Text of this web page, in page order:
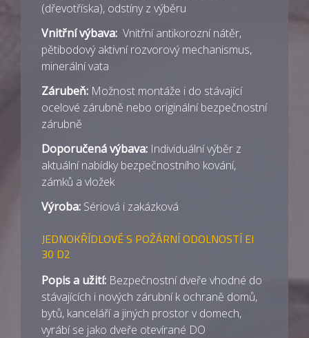
(dřevotříska), odstíny z výběru
Vnitřní výbava: Vnitřní antikorozní nátěr,
pětibodový aktivní rozvorový mechanismus,
minerální vata
Zárubeň: Možnost montáže i do stávající
ocelové zárubně nebo originální bezpečnostní
zárubně
Doporučená výbava: Individuální výběr z
aktuální nabídky bezpečnostního kování,
zámků a vložek
Výroba: Sériová i zakázková
JEDNOKŘÍDLOVÉ S POŽÁRNÍ ODOLNOSTÍ EI
30 D2
Popis a užití: Bezpečnostní dveře vhodné do
stávajících i nových zárubní k ochraně domů,
bytů, kanceláří a jiných prostor v domech,
vyrábí se jako dveře otevírané DO